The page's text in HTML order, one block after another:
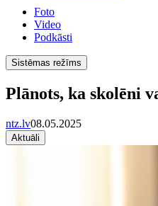
Foto
Video
Podkāsti
Sistēmas režīms
Plānots, ka skolēni
ntz.lv08.05.2025
Aktuāli